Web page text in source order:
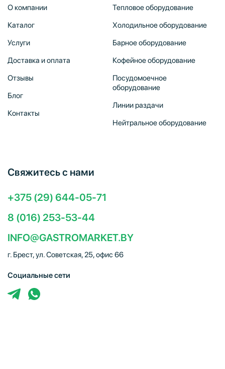
О компании
Каталог
Услуги
Доставка и оплата
Отзывы
Блог
Контакты
Тепловое оборудование
Холодильное оборудование
Барное оборудование
Кофейное оборудование
Посудомоечное
оборудование
Линии раздачи
Нейтральное оборудование
Свяжитесь с нами
+375 (29) 644-05-71
8 (016) 253-53-44
INFO@GASTROMARKET.BY
г. Брест, ул. Советская, 25, офис 66
Социальные сети